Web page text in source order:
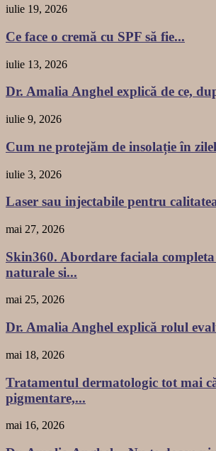
iulie 19, 2026
Ce face o cremă cu SPF să fie...
iulie 13, 2026
Dr. Amalia Anghel explică de ce,
iulie 9, 2026
Cum ne protejăm de insolație în
iulie 3, 2026
Laser sau injectabile pentru
mai 27, 2026
Skin360. Abordare faciala
naturale si...
mai 25, 2026
Dr. Amalia Anghel explică rolul
mai 18, 2026
Tratamentul dermatologic tot mai
pigmentare,...
mai 16, 2026